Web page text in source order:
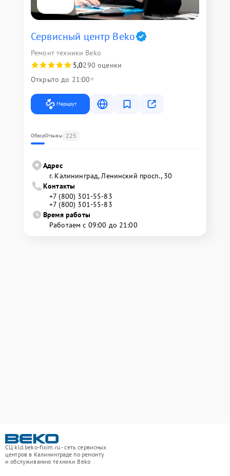
Сервисный центр Beko
Ремонт техники Beko
5,0290 оценки
Открыто до 21:00
Маршрут
ОбзорОтзывы 225
Адрес
г. Калининград, Ленинский просп., 30
Контакты
+7 (800) 301-55-83
+7 (800) 301-55-83
Время работы
Работаем с 09:00 до 21:00
СЦ kld.beko-fixim.ru - сеть сервисных
центров в Калининграде по ремонту
и обслуживанию техники Beko